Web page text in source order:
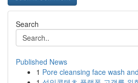
Search
Published News
1 Pore cleansing face wash